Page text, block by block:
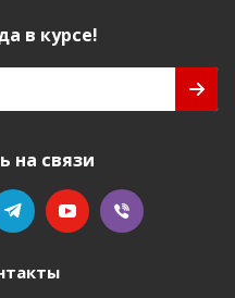
в курсе!
на связи